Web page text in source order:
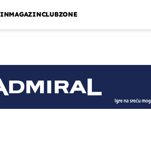
INMAGAZINCLUBZONE